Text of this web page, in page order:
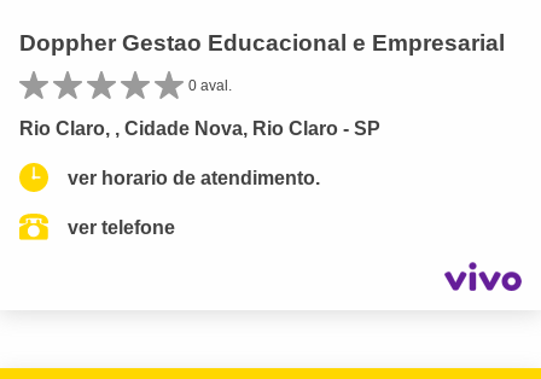
Doppher Gestao Educacional e Empresarial
0 aval.
Rio Claro, , Cidade Nova, Rio Claro - SP
ver horario de atendimento.
ver telefone